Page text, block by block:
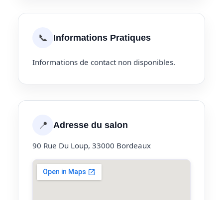
📞 Informations Pratiques
Informations de contact non disponibles.
📍 Adresse du salon
90 Rue Du Loup, 33000 Bordeaux